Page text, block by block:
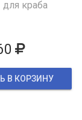
краба
В КОРЗИНУ